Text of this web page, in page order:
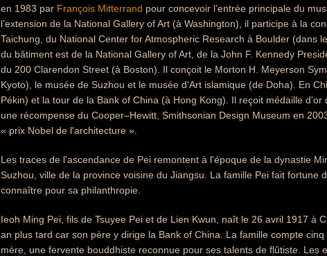
en 1983 par François Mitterrand pour concevoir l’entrée principale du
l’extension de la National Gallery of Art (à Washington), il participe à la
Taichung, du National Center for Atmospheric Research à Boulder (dans
du bâtiment est de la National Gallery of Art, de la John F. Kennedy
du 200 Clarendon Street (à Boston). Il conçoit le Morton H. Meyerson
Kyoto), le musée de Suzhou et le musée d'Art islamique (de Doha). En
Pékin) et la tour de la Bank of China (à Hong Kong). Il reçoit médaille
une récompense du Cooper–Hewitt, Smithsonian Design Museum en
« prix Nobel de l'architecture ».
Les traces de l'ascendance de Pei remontent à l'époque de la dynastie
Suzhou, ville de la province voisine du Jiangsu. La famille Pei fait
connaître pour sa philanthropie.
Ieoh Ming Pei, fils de Tsuyee Pei et de Lien Kwun, naît le 26 avril 1917 à
an plus tard car son père y dirige la Bank of China. La famille compte
mère, une fervente bouddhiste reconnue pour ses talents de flûtiste. Les